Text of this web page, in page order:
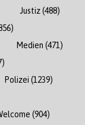
Justiz(488)
Medien (471)
Polizei (1239)
(904)